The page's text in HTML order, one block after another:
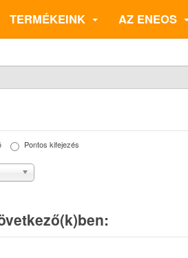
TERMÉKEINK AZ ENEOS
Pontos kifejezés